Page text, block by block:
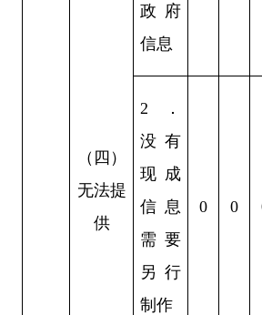
（四）
无法提
供
政府
信息
2 ．
没有
现成
信息
需要
另行
制作
0 0